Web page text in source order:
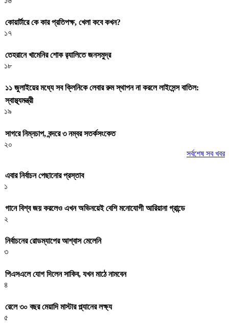
কোয়ার্টারে কে কার প্রতিপক্ষ, খেলা কবে কখন?
১৭
তেহরানে খামেনির শোক র‌্যালিতে জনসমুদ্র
১৮
১১ জুলাইয়ের মধ্যে সব ক্লিনিকে লেবার রুম স্থাপন না করলে লাইসেন্স বাতিল:
স্বাস্থ্যমন্ত্রী
১৯
সাগরে নিম্নচাপ, বন্দরে ৩ নম্বর সতর্কসংকেত
২০
সর্বশেষ সব খবর
এবার নির্বাচন পেছানোর প্রস্তাব
১
গানে বিশ্ব জয় করলেও এখন অভিনয়েই বেশি মনোযোগী আরিয়ানা গ্রান্ডে
২
নির্বাচনের রোডম্যাপের আশ্বাস মেলেনি
৩
পিএসএলে যোগ দিলেন সাকিব, যখন মাঠে নামবেন
৪
রেলে ৩০ বছর মেয়াদি মাস্টার প্ল্যানের লক্ষ্য
৫